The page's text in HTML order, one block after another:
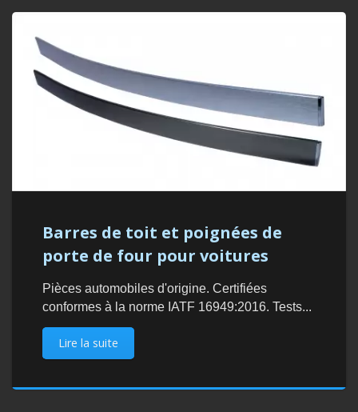
Barres de toit et poignées de
porte de four pour voitures
Pièces automobiles d'origine. Certifiées
conformes à la norme IATF 16949:2016. Tests...
Lire la suite